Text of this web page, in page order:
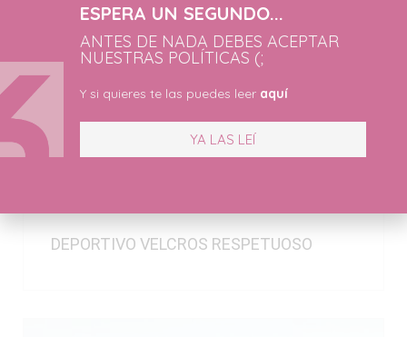
DEPORTIVO VELCROS RESPETUOSO
ESPERA UN SEGUNDO...
ANTES DE NADA DEBES ACEPTAR
NUESTRAS POLÍTICAS (;
Y si quieres te las puedes leer aquí
YA LAS LEÍ